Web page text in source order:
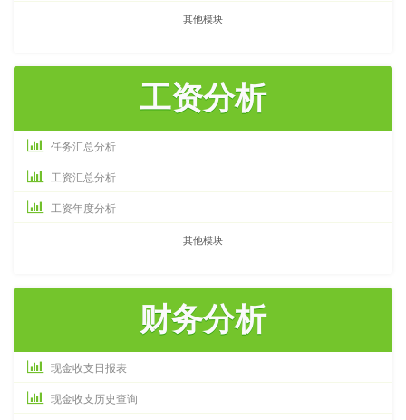
其他模块
工资分析
任务汇总分析
工资汇总分析
工资年度分析
其他模块
财务分析
现金收支日报表
现金收支历史查询